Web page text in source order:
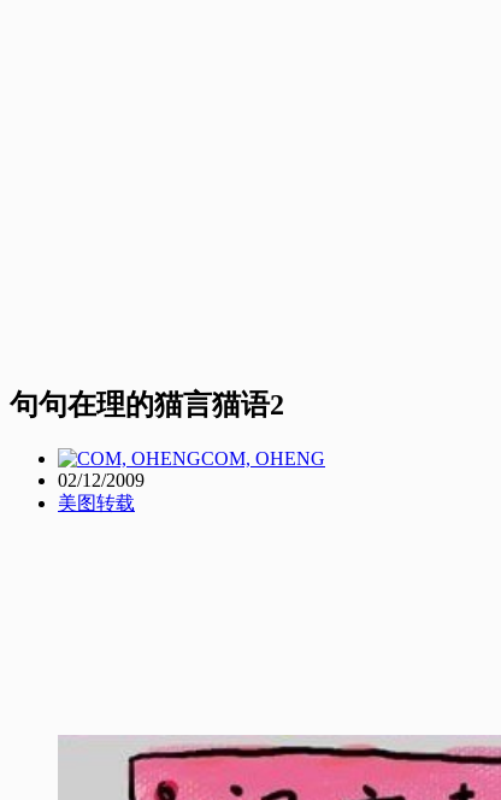
句句在理的猫言猫语2
COM, OHENG
02/12/2009
美图转载